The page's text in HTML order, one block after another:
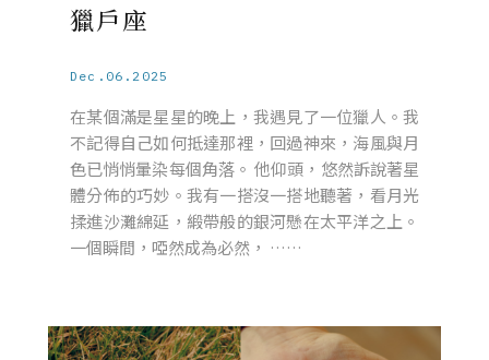
獵戶座
Dec.06.2025
在某個滿是星星的晚上，我遇見了一位獵人。我
不記得自己如何抵達那裡，回過神來，海風與月
色已悄悄暈染每個角落。 他仰頭，悠然訴說著星
體分佈的巧妙。我有一搭沒一搭地聽著，看月光
揉進沙灘綿延，緞帶般的銀河懸在太平洋之上。
一個瞬間，啞然成為必然， ……